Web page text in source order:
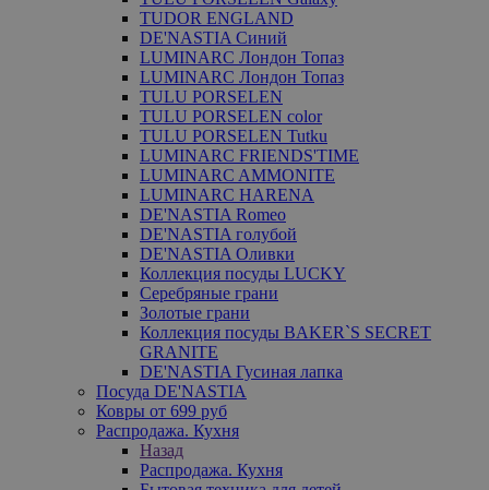
TUDOR ENGLAND
DE'NASTIA Синий
LUMINARC Лондон Топаз
LUMINARC Лондон Топаз
TULU PORSELEN
TULU PORSELEN color
TULU PORSELEN Tutku
LUMINARC FRIENDS'TIME
LUMINARC AMMONITE
LUMINARC HARENA
DE'NASTIA Romeo
DE'NASTIA голубой
DE'NASTIA Оливки
Коллекция посуды LUCKY
Серебряные грани
Золотые грани
Коллекция посуды BAKER`S SECRET
GRANITE
DE'NASTIA Гусиная лапка
Посуда DE'NASTIA
Ковры от 699 руб
Распродажа. Кухня
Назад
Распродажа. Кухня